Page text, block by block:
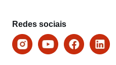
Redes sociais